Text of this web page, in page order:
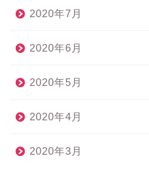
2020年7月
2020年6月
2020年5月
2020年4月
2020年3月